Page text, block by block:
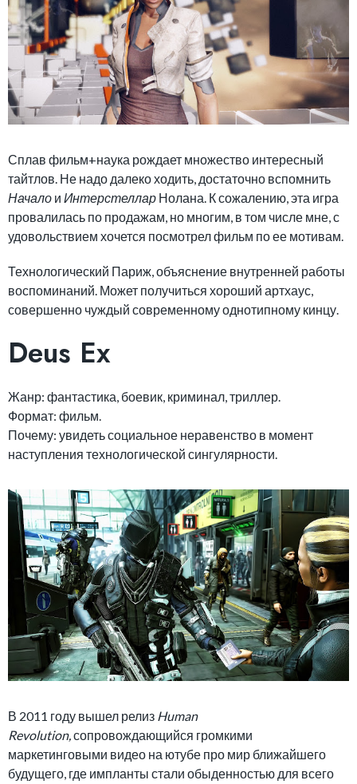
Сплав фильм+наука рождает множество интересный
тайтлов. Не надо далеко ходить, достаточно вспомнить
Начало и Интерстеллар Нолана. К сожалению, эта игра
провалилась по продажам, но многим, в том числе мне, с
удовольствием хочется посмотрел фильм по ее мотивам.
Технологический Париж, объяснение внутренней работы
воспоминаний. Может получиться хороший артхаус,
совершенно чуждый современному однотипному кинцу.
Deus Ex
Жанр: фантастика, боевик, криминал, триллер.
Формат: фильм.
Почему: увидеть социальное неравенство в момент
наступления технологической сингулярности.
В 2011 году вышел релиз Human
Revolution,сопровождающийся громкими
маркетинговыми видео на ютубе про мир ближайшего
будущего, где импланты стали обыденностью для всего